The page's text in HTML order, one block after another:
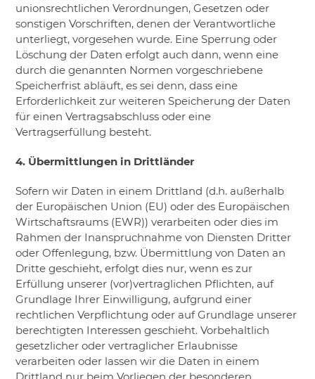
unionsrechtlichen Verordnungen, Gesetzen oder
sonstigen Vorschriften, denen der Verantwortliche
unterliegt, vorgesehen wurde. Eine Sperrung oder
Löschung der Daten erfolgt auch dann, wenn eine
durch die genannten Normen vorgeschriebene
Speicherfrist abläuft, es sei denn, dass eine
Erforderlichkeit zur weiteren Speicherung der Daten
für einen Vertragsabschluss oder eine
Vertragserfüllung besteht.
4. Übermittlungen in Drittländer
Sofern wir Daten in einem Drittland (d.h. außerhalb
der Europäischen Union (EU) oder des Europäischen
Wirtschaftsraums (EWR)) verarbeiten oder dies im
Rahmen der Inanspruchnahme von Diensten Dritter
oder Offenlegung, bzw. Übermittlung von Daten an
Dritte geschieht, erfolgt dies nur, wenn es zur
Erfüllung unserer (vor)vertraglichen Pflichten, auf
Grundlage Ihrer Einwilligung, aufgrund einer
rechtlichen Verpflichtung oder auf Grundlage unserer
berechtigten Interessen geschieht. Vorbehaltlich
gesetzlicher oder vertraglicher Erlaubnisse
verarbeiten oder lassen wir die Daten in einem